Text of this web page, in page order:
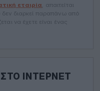
εταιρία , απαιτείται
διαρκεί παραπάνω από
να έχετε είναι ένας
ΣΤΟ ΊΝΤΕΡΝΕΤ